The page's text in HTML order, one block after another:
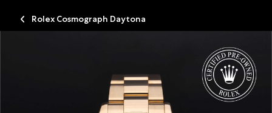
腕表資訊
勞力士中古錶認證
Rolex Cosmograph Daytona